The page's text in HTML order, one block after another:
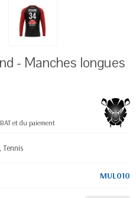
- Manches longues
et du paiement
MUL010